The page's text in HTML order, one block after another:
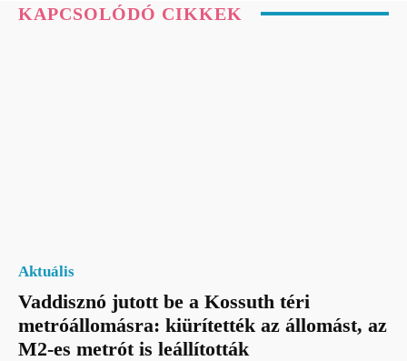
KAPCSOLÓDÓ CIKKEK
Aktuális
Vaddisznó jutott be a Kossuth téri
metróállomásra: kiürítették az állomást, az
M2-es metrót is leállították